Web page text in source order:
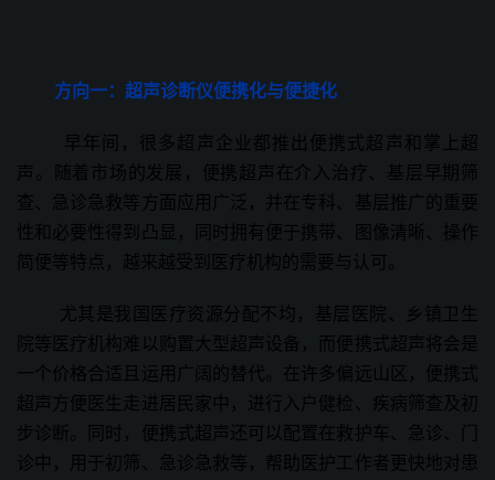
方向一：超声诊断仪便携化与便捷化
早年间，很多超声企业都推出便携式超声和掌上超
声。随着市场的发展，便携超声在介入治疗、基层早期筛
查、急诊急救等方面应用广泛，并在专科、基层推广的重要
性和必要性得到凸显，同时拥有便于携带、图像清晰、操作
简便等特点，越来越受到医疗机构的需要与认可。
尤其是我国医疗资源分配不均，基层医院、乡镇卫生
院等医疗机构难以购置大型超声设备，而便携式超声将会是
一个价格合适且运用广阔的替代。在许多偏远山区，便携式
超声方便医生走进居民家中，进行入户健检、疾病筛查及初
步诊断。同时，便携式超声还可以配置在救护车、急诊、门
诊中，用于初筛、急诊急救等，帮助医护工作者更快地对患